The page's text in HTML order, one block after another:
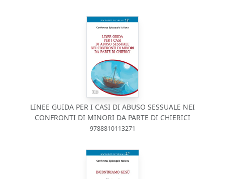
LINEE GUIDA PER I CASI DI ABUSO SESSUALE NEI
CONFRONTI DI MINORI DA PARTE DI CHIERICI
9788810113271